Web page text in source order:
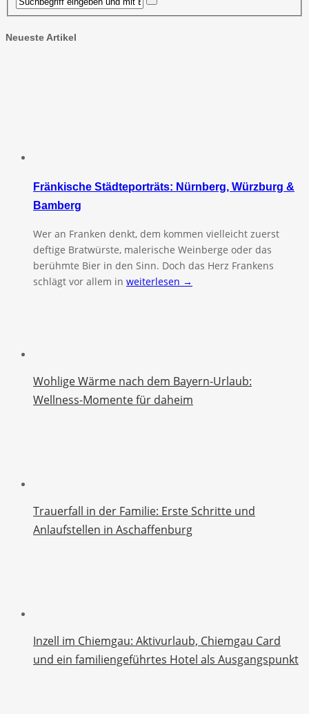
Neueste Artikel
Fränkische Städteporträts: Nürnberg, Würzburg &
Bamberg
Wer an Franken denkt, dem kommen vielleicht zuerst
deftige Bratwürste, malerische Weinberge oder das
berühmte Bier in den Sinn. Doch das Herz Frankens
schlägt vor allem in weiterlesen →
Wohlige Wärme nach dem Bayern-Urlaub:
Wellness-Momente für daheim
Trauerfall in der Familie: Erste Schritte und
Anlaufstellen in Aschaffenburg
Inzell im Chiemgau: Aktivurlaub, Chiemgau Card
und ein familiengeführtes Hotel als Ausgangspunkt